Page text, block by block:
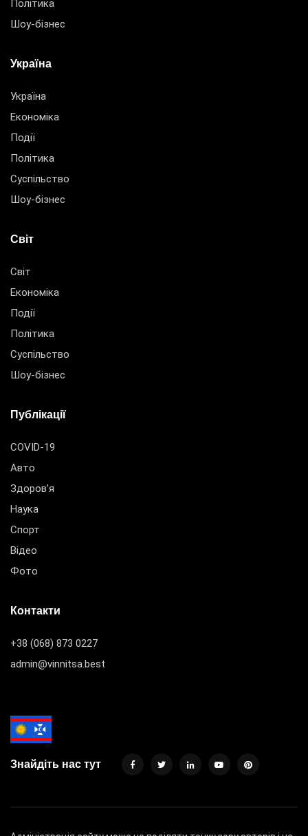
Політика
Шоу-бізнес
Україна
Україна
Економіка
Події
Політика
Суспільство
Шоу-бізнес
Світ
Світ
Економіка
Події
Політика
Суспільство
Шоу-бізнес
Публікації
COVID-19
Авто
Здоров’я
Наука
Спорт
Відео
Фото
Контакти
+38 (068) 873 0227
admin@vinnitsa.best
Знайдіть нас тут